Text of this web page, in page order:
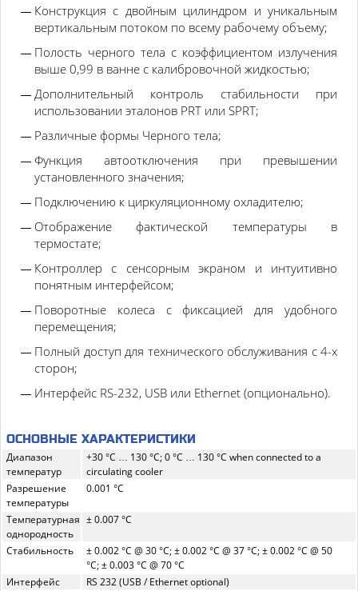
Конструкция с двойным цилиндром и уникальным
вертикальным потоком по всему рабочему объему;
Полость черного тела с коэффициентом излучения
выше 0,99 в ванне с калибровочной жидкостью;
Дополнительный контроль стабильности при
использовании эталонов PRT или SPRT;
Различные формы Черного тела;
Функция автоотключения при превышении
установленного значения;
Подключению к циркуляционному охладителю;
Отображение фактической температуры в
термостате;
Контроллер с сенсорным экраном и интуитивно
понятным интерфейсом;
Поворотные колеса с фиксацией для удобного
перемещения;
Полный доступ для технического обслуживания с 4-х
сторон;
Интерфейс RS-232, USB или Ethernet (опционально).
ОСНОВНЫЕ ХАРАКТЕРИСТИКИ
Диапазон
температур
+30 °C … 130 °C; 0 °C … 130 °C when connected to a
circulating cooler
Разрешение
температуры
0.001 °C
Температурная
однородность
± 0.007 °C
Стабильность
± 0.002 °C @ 30 °C; ± 0.002 °C @ 37 °C; ± 0.002 °C @ 50
°C; ± 0.003 °C @ 70 °C
Интерфейс
RS 232 (USB / Ethernet optional)